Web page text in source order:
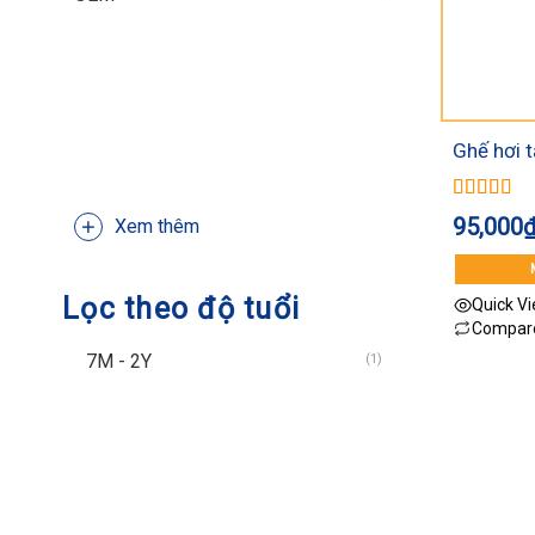
Xem thêm
Lọc theo độ tuổi
7M - 2Y (1)
Ghế hơi
Được xếp
hạng5.00
sao
95,000
Quick